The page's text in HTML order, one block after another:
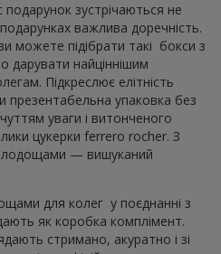
подарунок зустрічаються не
важлива доречність.
можете підібрати такі бокси з
дарувати найціннішим
Підкреслює елітність
презентабельна упаковка без
уваги і витонченого
цукерки ferrero rocher. З
— вишуканий
для колег у поєднанні з
як коробка комплімент.
стримано, акуратно і зі